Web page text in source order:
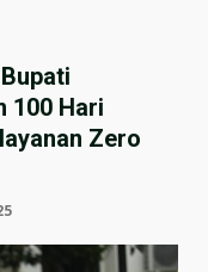
100 Hari
Zero